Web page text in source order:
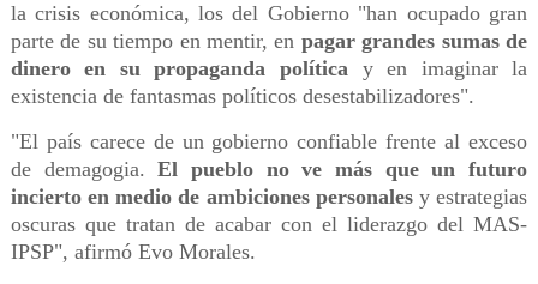
la crisis económica, los del Gobierno "han ocupado gran
parte de su tiempo en mentir, en pagar grandes sumas de
dinero en su propaganda política y en imaginar la
existencia de fantasmas políticos desestabilizadores".
"El país carece de un gobierno confiable frente al exceso
de demagogia.El pueblo no ve más que un futuro
incierto en medio de ambiciones personalesy estrategias
oscuras que tratan de acabar con el liderazgo del MAS-
IPSP", afirmó Evo Morales.